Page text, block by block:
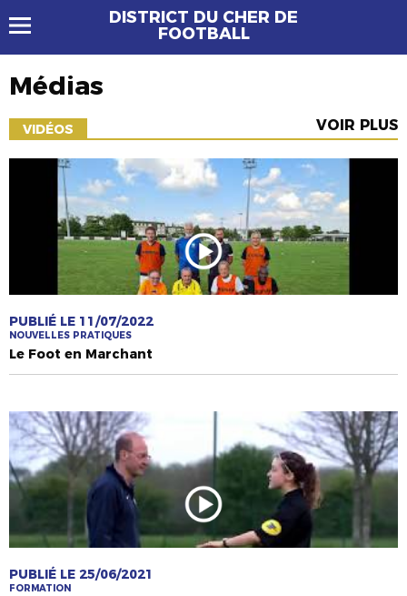
DISTRICT DU CHER DE
FOOTBALL
Médias
VIDÉOS VOIR PLUS
PUBLIÉ LE 11/07/2022
NOUVELLES PRATIQUES
Le Foot en Marchant
PUBLIÉ LE 25/06/2021
FORMATION